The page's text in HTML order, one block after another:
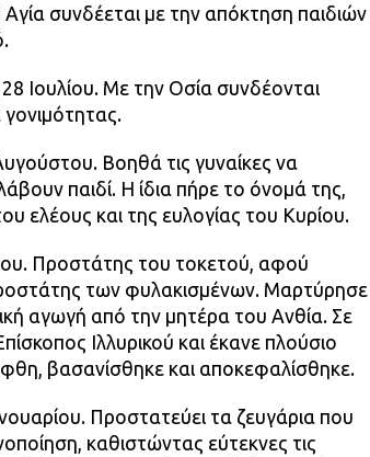
συνδέεται με την απόκτηση παιδιών
Ιουλίου. Με την Οσία συνδέονται
Βοηθά τις γυναίκες να
παιδί. Η ίδια πήρε το όνομά της,
ελέους και της ευλογίας του Κυρίου.
Προστάτης του τοκετού, αφού
των φυλακισμένων. Μαρτύρησε
αγωγή από την μητέρα του Ανθία. Σε
Ιλλυρικού και έκανε πλούσιο
βασανίσθηκε και αποκεφαλίσθηκε.
Προστατεύει τα ζευγάρια που
καθιστώντας εύτεκνες τις